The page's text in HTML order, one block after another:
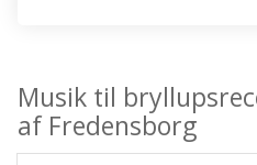
Musik til
af Fredensborg